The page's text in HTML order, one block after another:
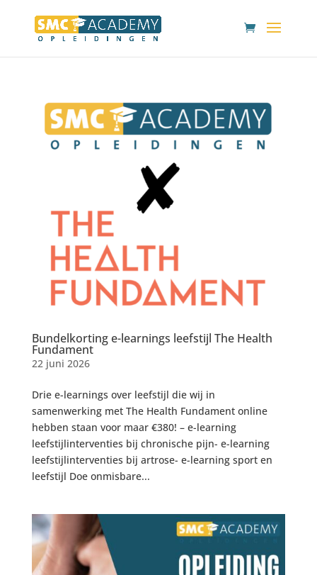
Bundelkorting e-learnings leefstijl The Health
Fundament
22 juni 2026
Drie e-learnings over leefstijl die wij in
samenwerking met The Health Fundament online
hebben staan voor maar €380! – e-learning
leefstijlinterventies bij chronische pijn- e-learning
leefstijlinterventies bij artrose- e-learning sport en
leefstijl Doe onmisbare...